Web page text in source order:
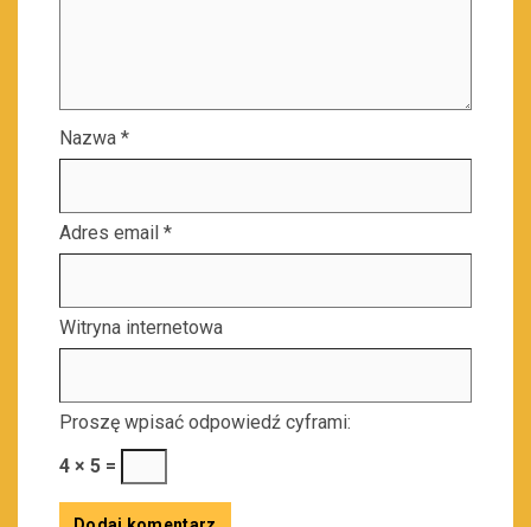
Nazwa *
Adres email *
Witryna internetowa
Proszę wpisać odpowiedź cyframi:
4 × 5 =